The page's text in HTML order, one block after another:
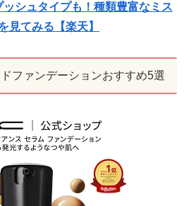
ッシュタイプも！種類豊富なミス
見てみる【楽天】
ファンデーションおすすめ5選